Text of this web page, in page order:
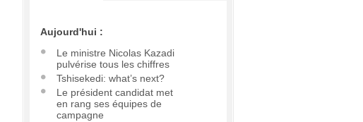
Aujourd'hui :
Le ministre Nicolas Kazadi
pulvérise tous les chiffres
Tshisekedi: what’s next?
Le président candidat met
en rang ses équipes de
campagne